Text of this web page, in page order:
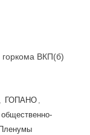
горкома ВКП(б)
, ГОПАНО ,
Пленумы